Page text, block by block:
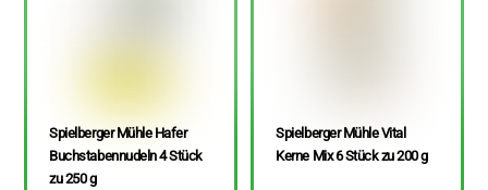
Spielberger Mühle Hafer
Buchstabennudeln 4 Stück
zu 250 g
Spielberger Mühle Vital
Kerne Mix 6 Stück zu 200 g